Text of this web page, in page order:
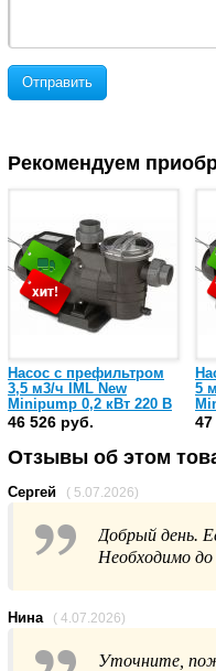
Отправить
Рекомендуем
Насос с префильтром
3,5 м3/ч IML New
Minipump 0,2 кВт 220 В
(NEWMP025M)
46 526 руб.
5
В
47
Отзывы об этом
Сергей ( 5.07.2026)
Добрый день.
Необходимо
Нина ( 4.07.2026)
Уточните,